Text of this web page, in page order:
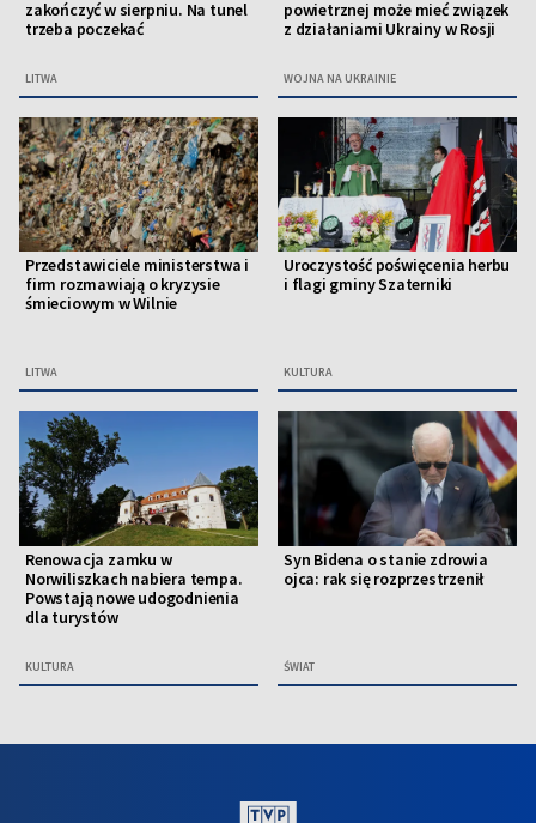
zakończyć w sierpniu. Na tunel
trzeba poczekać
LITWA
powietrznej może mieć związek
z działaniami Ukrainy w Rosji
WOJNA NA UKRAINIE
Przedstawiciele ministerstwa i
firm rozmawiają o kryzysie
śmieciowym w Wilnie
LITWA
Uroczystość poświęcenia herbu
i flagi gminy Szaterniki
KULTURA
Renowacja zamku w
Norwiliszkach nabiera tempa.
Powstają nowe udogodnienia
dla turystów
KULTURA
Syn Bidena o stanie zdrowia
ojca: rak się rozprzestrzenił
ŚWIAT